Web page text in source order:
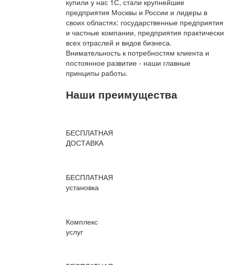
предприятия Москвы и России и лидеры в
своих областях: государственные предприятия
и частные компании, предприятия практически
всех отраслей и видов бизнеса.
Внимательность к потребностям клиента и
постоянное развитие - наши главные
принципы работы.
Наши преимущества
БЕСПЛАТНАЯ
ДОСТАВКА
БЕСПЛАТНАЯ
установка
Комплекс
услуг